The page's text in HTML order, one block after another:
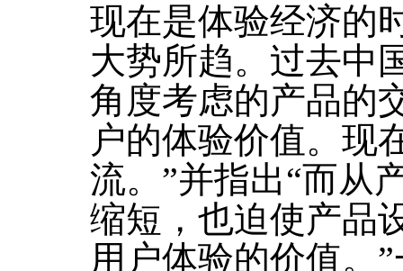
现在是体验经济的
大势所趋。过去中
角度考虑的产品的
户的体验价值。现
流。”并指出“而从
缩短，也迫使产品
用户体验的价值。